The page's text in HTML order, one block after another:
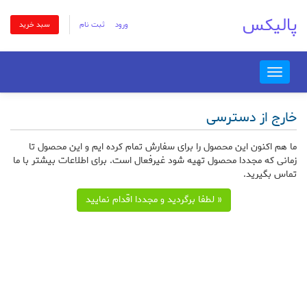
ورود ثبت نام سبد خرید پالیکس
Toggle
navigation
خارج از دسترسی
ما هم اکنون این محصول را برای سفارش تمام کرده ایم و این محصول تا
زمانی که مجددا محصول تهیه شود غیرفعال است. برای اطلاعات بیشتر با ما
تماس بگیرید.
« لطفا برگردید و مجددا اقدام نمایید